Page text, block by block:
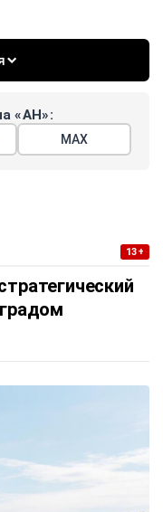
«АН»:
МАХ
13+